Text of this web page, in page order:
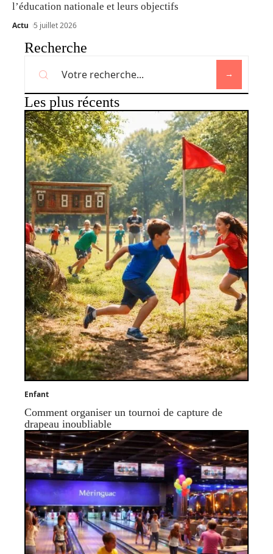
l’éducation nationale et leurs objectifs
Actu 5 juillet 2026
Recherche
Les plus récents
Enfant
Comment organiser un tournoi de capture de
drapeau inoubliable